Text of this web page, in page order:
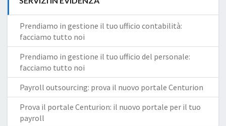
Prendiamo in gestione il tuo ufficio contabilità:
facciamo tutto noi
Prendiamo in gestione il tuo ufficio del personale:
facciamo tutto noi
Payroll outsourcing: prova il nuovo portale Centurion
Prova il portale Centurion: il nuovo portale per il tuo
payroll